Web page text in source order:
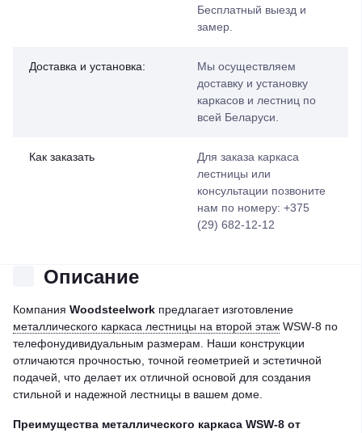
Бесплатный выезд и
замер.
Доставка и установка:
Мы осуществляем
доставку и установку
каркасов и лестниц по
всей Беларуси.
Как заказать
Для заказа каркаса
лестницы или
консультации позвоните
нам по номеру: +375
(29) 682-12-12
Описание
Компания Woodsteelwork предлагает изготовление
металлического каркаса лестницы на второй этаж WSW-8 по
телефонудивидуальным размерам. Наши конструкции
отличаются прочностью, точной геометрией и эстетичной
подачей, что делает их отличной основой для создания
стильной и надежной лестницы в вашем доме.
Преимущества металлического каркаса WSW-8 от